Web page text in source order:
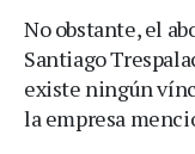
No obstante, el
Santiago
existe ningún
la empresa